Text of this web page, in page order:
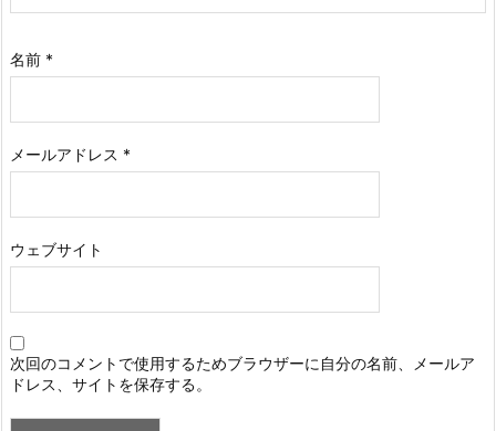
名前 *
メールアドレス *
ウェブサイト
次回のコメントで使用するためブラウザーに自分の名前、メールア
ドレス、サイトを保存する。